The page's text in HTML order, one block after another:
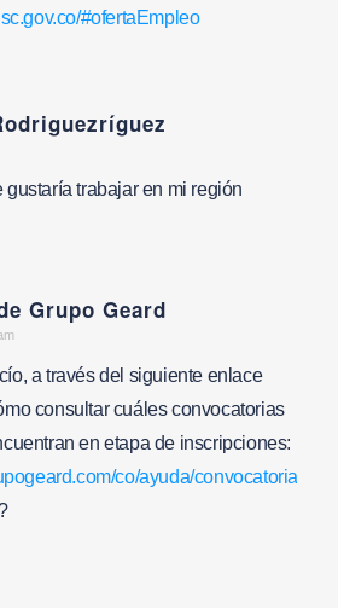
#ofertaEmpleo
trabajar en mi región
Grupo Geard
a través del siguiente enlace
consultar cuáles convocatorias
en etapa de inscripciones:
co/ayuda/convocatorias/